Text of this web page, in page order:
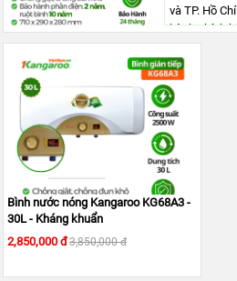
MÁY
LỌC
ĐỂ
BÀN
LỌC
NƯỚC
RO
KANGAROO
MÁY
LỌC
NƯỚC
HYDROGEN
và TP. Hồ
hành chính
tiền mặt,
Bình nước nóng Kangaroo KG68A3 -
30L - Kháng khuẩn
2,850,000 đ3,850,000 đ